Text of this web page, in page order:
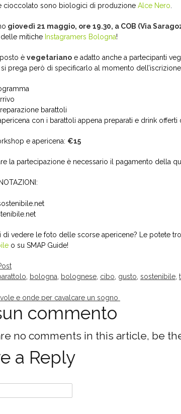
cioccolato sono biologici di produzione Alce Nero
giovedì 21 maggio, ore 19.30, a COB (Via
mitiche Instagramers Bologna!
è vegetariano e adatto anche a partecipanti
prega però di specificarlo al momento dell’iscrizione.
barattoli
con i barattoli appena preparati e drink offerti
e apericena: €15
la partecipazione è necessario il pagamento della
di vedere le foto delle scorse apericene? Le potete
o su SMAP Guide!
bologna bolognese cibo gusto sostenibile
e onde per cavalcare un sogno
commento
no comments in this article, be
a Reply